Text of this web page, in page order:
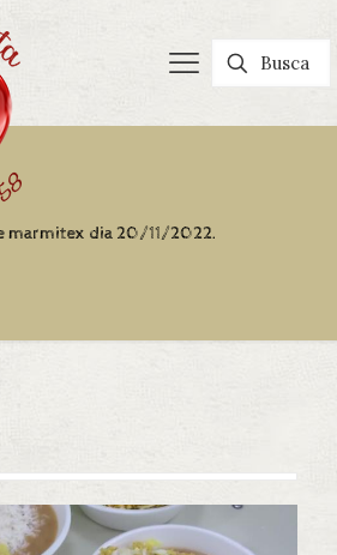
marmitex dia 20/11/2022.